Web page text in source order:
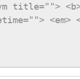
title="">